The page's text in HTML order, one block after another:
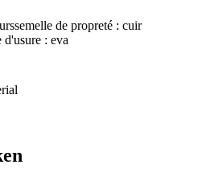
de propreté : cuir
d'usure : eva